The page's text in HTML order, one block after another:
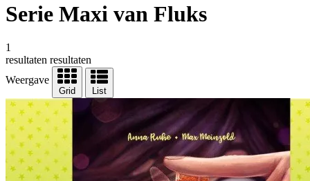
Serie Maxi van Fluks
1
resultaten resultaten
Weergave
Grid List